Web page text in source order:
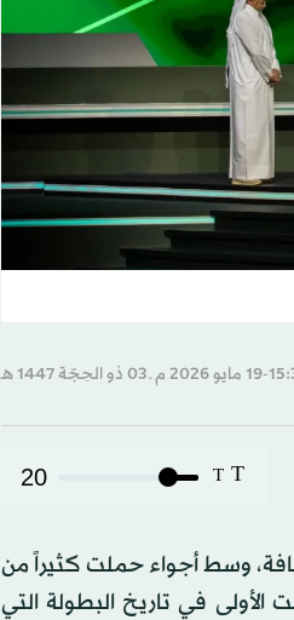
T
T
20
الخليج 27»، على مسرح ميدان الثقافة، وسط أجواء حملت كثيراً من
في تاريخ البطولة التي